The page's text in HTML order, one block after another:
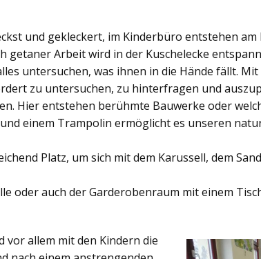
und gekleckert, im Kinderbüro entstehen am
getaner Arbeit wird in der Kuschelecke
untersuchen, was ihnen in die Hände fällt. Mit
zu untersuchen, zu hinterfragen und
Hier entstehen berühmte Bauwerke oder
einem Trampolin ermöglicht es unseren
Platz, um sich mit dem Karussell, dem
oder auch derGarderobenraum mit einem
allem mit den Kindern die